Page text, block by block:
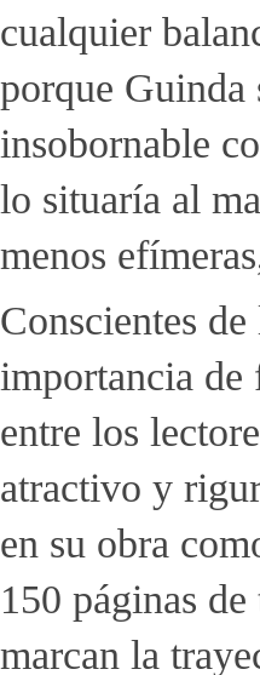
cualquier
porque Guinda
insobornable
lo situaría al
menos
Conscientes
importancia de
entre los
atractivo y
en su obra
150 páginas
marcan la